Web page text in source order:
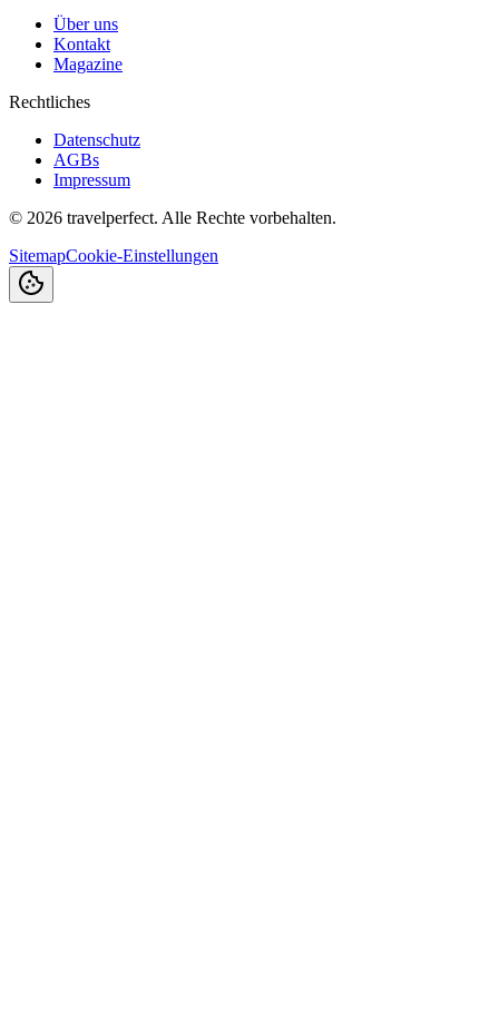
Über uns
Kontakt
Magazine
Rechtliches
Datenschutz
AGBs
Impressum
© 2026 travelperfect. Alle Rechte vorbehalten.
SitemapCookie-Einstellungen